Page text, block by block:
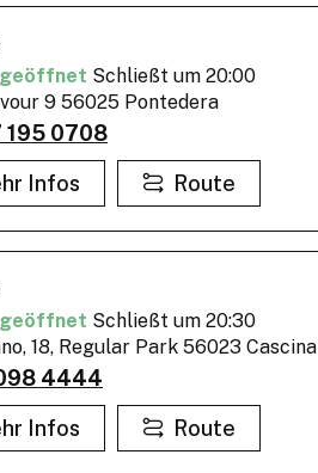
Schließt um 20:00
9 56025 Pontedera
195 0708
Infos
Route
Schließt um 20:30
18, Regular Park 56023 Cascina
4444
Infos
Route